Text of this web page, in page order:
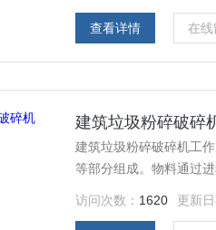
查看详情 在
建筑垃圾粉碎破碎
建筑垃圾粉碎破碎机工
等部分组成。物料通过
访问次数： 1620 更新日